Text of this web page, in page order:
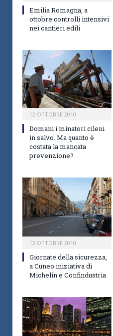
Emilia Romagna, a
ottobre controlli intensivi
nei cantieri edili
12 OTTOBRE 2010
Domani i minatori cileni
in salvo. Ma quanto è
costata la mancata
prevenzione?
12 OTTOBRE 2010
Giornate della sicurezza,
a Cuneo iniziativa di
Michelin e Confindustria